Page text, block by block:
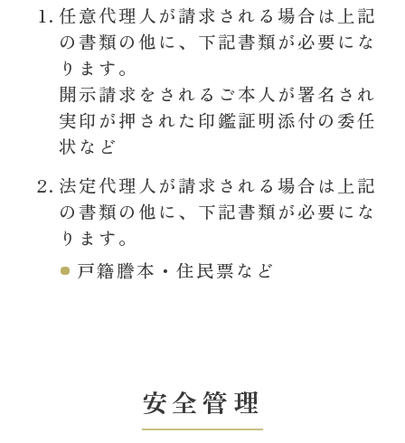
任意代理人が請求される場合は上記
の書類の他に、下記書類が必要にな
ります。
開示請求をされるご本人が署名され
実印が押された印鑑証明添付の委任
状など
法定代理人が請求される場合は上記
の書類の他に、下記書類が必要にな
ります。
戸籍謄本・住民票など
安全管理